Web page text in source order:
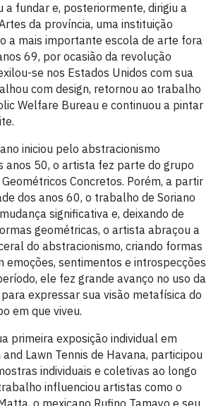
a fundar e, posteriormente, dirigiu a
da província, uma instituição
a mais importante escola de arte fora
69, por ocasião da revolução
se nos Estados Unidos com sua
com design, retornou ao trabalho
Welfare Bureau e continuou a pintar
iniciou pelo abstracionismo
anos 50, o artista fez parte do grupo
Concretos. Porém, a partir
dos anos 60, o trabalho de Soriano
significativa e, deixando de
geométricas, o artista abraçou a
do abstracionismo, criando formas
emoções, sentimentos e introspecções
ele fez grande avanço no uso da
expressar sua visão metafísica do
em que viveu.
primeira exposição individual em
Lawn Tennis de Havana, participou
individuais e coletivas ao longo
influenciou artistas como o
o mexicano Rufino Tamayo e seu